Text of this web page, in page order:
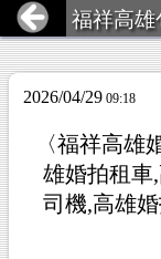
福祥高雄
2026/04/29 09:18
〈福祥高雄
雄婚拍租車
司機,高雄